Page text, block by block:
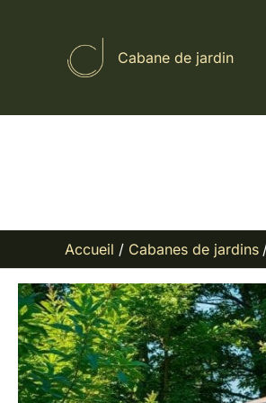
Cabane de jardin
Accueil Cabanes de jardins